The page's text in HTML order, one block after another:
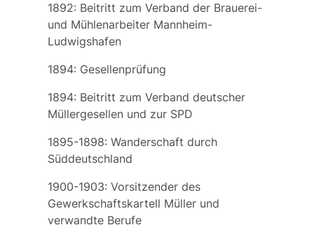
1892: Beitritt zum Verband der Brauerei-
und Mühlenarbeiter Mannheim-
Ludwigshafen
1894: Gesellenprüfung
1894: Beitritt zum Verband deutscher
Müllergesellenund zur SPD
1895-1898: Wanderschaft durch
Süddeutschland
1900-1903: Vorsitzender des
Gewerkschaftskartell Müller und
verwandte Berufe